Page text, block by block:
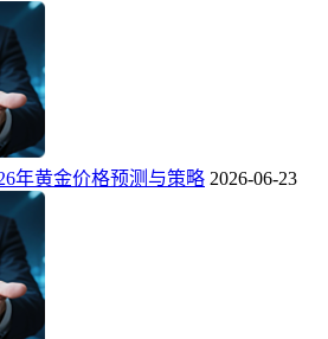
年黄金价格预测与策略 2026-06-23